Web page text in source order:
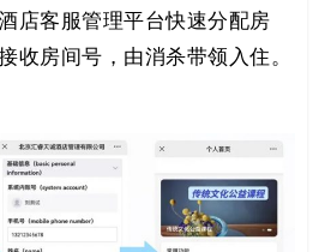
店客服管理平台快速分配房
收房间号，由消杀带领入住。